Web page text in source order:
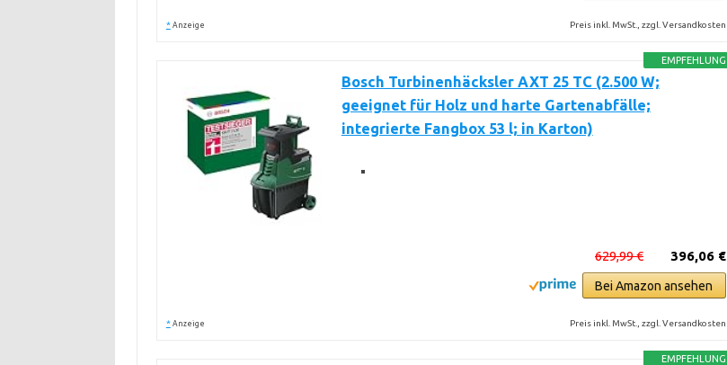
* Anzeige Preis inkl. MwSt., zzgl. Versandkosten
EMPFEHLUNG
Bosch Turbinenhäcksler AXT 25 TC (2.500 W;
geeignet für Holz und harte Gartenabfälle;
integrierte Fangbox 53 l; in Karton)
396,06 €
629,99 €
Bei Amazon ansehen
* Anzeige Preis inkl. MwSt., zzgl. Versandkosten
EMPFEHLUNG